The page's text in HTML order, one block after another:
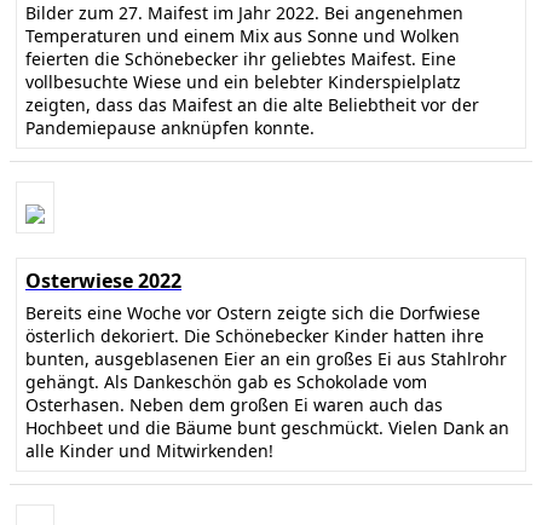
Bilder zum 27. Maifest im Jahr 2022. Bei angenehmen
Temperaturen und einem Mix aus Sonne und Wolken
feierten die Schönebecker ihr geliebtes Maifest. Eine
vollbesuchte Wiese und ein belebter Kinderspielplatz
zeigten, dass das Maifest an die alte Beliebtheit vor der
Pandemiepause anknüpfen konnte.
Osterwiese 2022
Bereits eine Woche vor Ostern zeigte sich die Dorfwiese
österlich dekoriert. Die Schönebecker Kinder hatten ihre
bunten, ausgeblasenen Eier an ein großes Ei aus Stahlrohr
gehängt. Als Dankeschön gab es Schokolade vom
Osterhasen. Neben dem großen Ei waren auch das
Hochbeet und die Bäume bunt geschmückt. Vielen Dank an
alle Kinder und Mitwirkenden!